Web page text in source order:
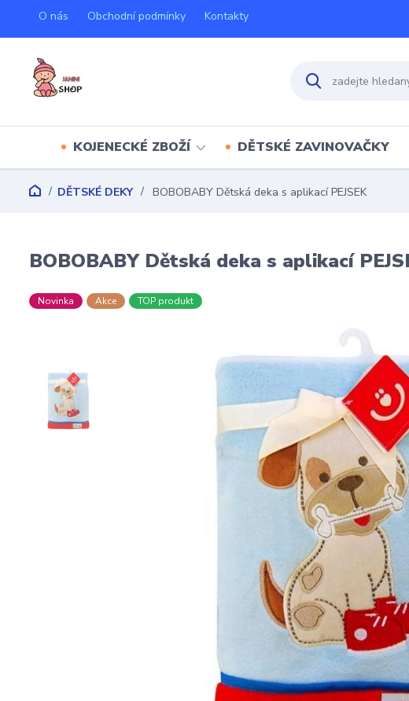
O nás Obchodní podmínky Kontakty
KOJENECKÉ ZBOŽÍ DĚTSKÉ ZAVINOVAČKY
DĚTSKÉ DEKY BOBOBABY Dětská deka s aplikací PEJSEK
BOBOBABY Dětská deka s aplikací
Novinka Akce TOP produkt